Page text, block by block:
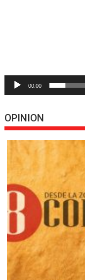
00:00
OPINION